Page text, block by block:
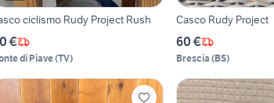
ciclismo Rudy Project Rush
€
di Piave(TV)
Casco Rudy Project
60 €
Brescia (BS)